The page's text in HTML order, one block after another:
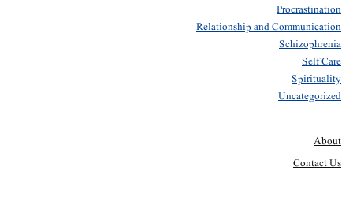
Procrastination
Relationship and Communication
Schizophrenia
Self Care
Spirituality
Uncategorized
About
Contact Us